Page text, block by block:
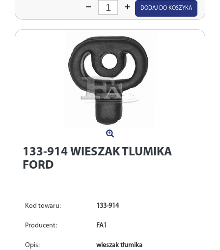
Wprowadź
DODAJ DO KOSZYKA
133-914 WIESZAK TLUMIKA
FORD
Kod towaru: 133-914
Producent: FA1
Opis: wieszak tłumika